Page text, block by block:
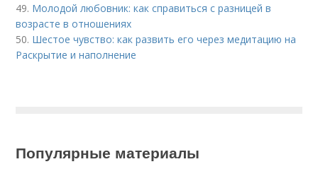
49. Молодой любовник: как справиться с разницей в
возрасте в отношениях
50. Шестое чувство: как развить его через медитацию на
Раскрытие и наполнение
Популярные материалы